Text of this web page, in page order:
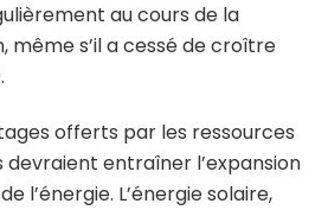
au cours de la
même s’il a cessé de croître
offerts par les ressources
entraîner l’expansion
l’énergie. L’énergie solaire,